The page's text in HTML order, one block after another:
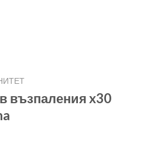
възпаления x30